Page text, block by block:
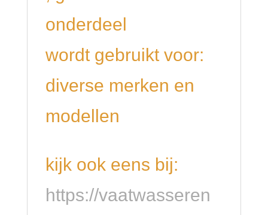
onderdeel
wordt gebruikt voor:
diverse merken en
modellen
kijk ook eens bij:
https://vaatwasseren